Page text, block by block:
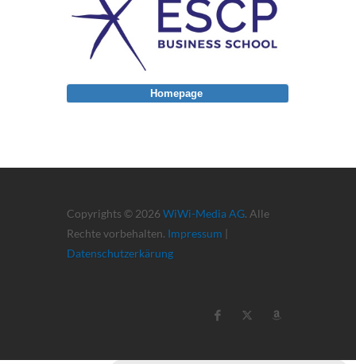
Copyrights © 2026 WiWi-Media AG. Alle
Rechte vorbehalten. Impressum |
Datenschutzerkärung
Homepage